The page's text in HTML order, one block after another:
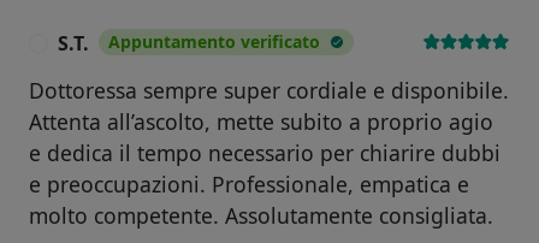
S.T. Appuntamento verificato
Dottoressa sempre super cordiale e disponibile.
Attenta all’ascolto, mette subito a proprio agio
e dedica il tempo necessario per chiarire dubbi
e preoccupazioni. Professionale, empatica e
molto competente. Assolutamente consigliata.